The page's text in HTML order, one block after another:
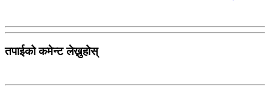
तपाईको कमेन्ट लेख्नुहोस्